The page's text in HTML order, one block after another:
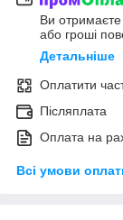
Ви
або гроші
Детальніше
Оплатити
Післяплата
Оплата на
Всі умови